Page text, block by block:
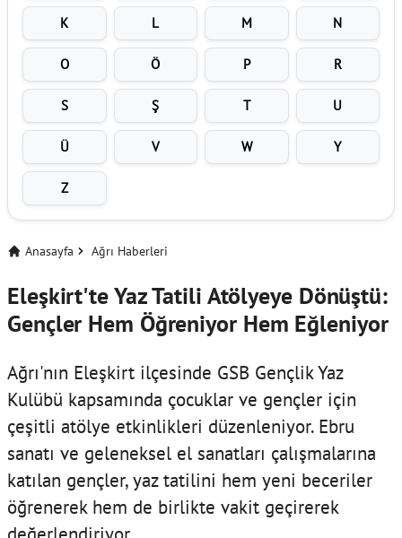
K L M N
O Ö P R
S Ş T U
Ü V W Y
Z
Anasayfa Ağrı Haberleri
Eleşkirt'te Yaz Tatili Atölyeye Dönüştü:
Gençler Hem Öğreniyor Hem Eğleniyor
Ağrı'nın Eleşkirt ilçesinde GSB Gençlik Yaz
Kulübü kapsamında çocuklar ve gençler için
çeşitli atölye etkinlikleri düzenleniyor. Ebru
sanatı ve geleneksel el sanatları çalışmalarına
katılan gençler, yaz tatilini hem yeni beceriler
öğrenerek hem de birlikte vakit geçirerek